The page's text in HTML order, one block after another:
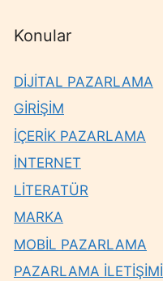
Konular
DİJİTAL PAZARLAMA
GİRİŞİM
İÇERİK PAZARLAMA
İNTERNET
LİTERATÜR
MARKA
MOBİL PAZARLAMA
PAZARLAMA İLETİŞİMİ